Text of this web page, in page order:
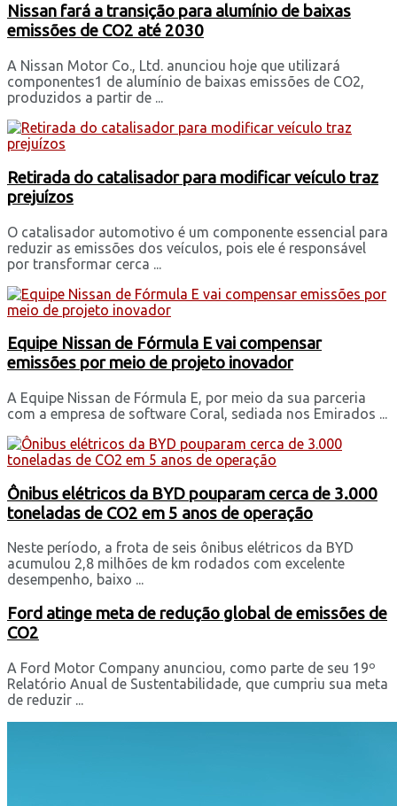
Nissan fará a transição para alumínio de baixas
emissões de CO2 até 2030
A Nissan Motor Co., Ltd. anunciou hoje que utilizará
componentes1 de alumínio de baixas emissões de CO2,
produzidos a partir de ...
Retirada do catalisador para modificar veículo traz
prejuízos
O catalisador automotivo é um componente essencial para
reduzir as emissões dos veículos, pois ele é responsável
por transformar cerca ...
Equipe Nissan de Fórmula E vai compensar
emissões por meio de projeto inovador
A Equipe Nissan de Fórmula E, por meio da sua parceria
com a empresa de software Coral, sediada nos Emirados ...
Ônibus elétricos da BYD pouparam cerca de 3.000
toneladas de CO2 em 5 anos de operação
Neste período, a frota de seis ônibus elétricos da BYD
acumulou 2,8 milhões de km rodados com excelente
desempenho, baixo ...
Ford atinge meta de redução global de emissões de
CO2
A Ford Motor Company anunciou, como parte de seu 19º
Relatório Anual de Sustentabilidade, que cumpriu sua meta
de reduzir ...